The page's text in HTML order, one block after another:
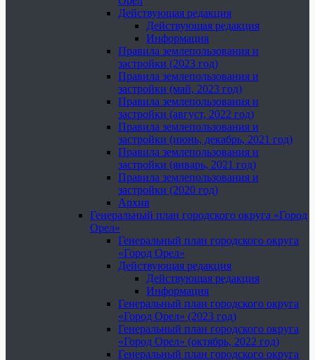
Действующая редакция
Действующая редакция
Информация
Правила землепользования и
застройки (2023 год)
Правила землепользования и
застройки (май, 2023 год)
Правила землепользования и
застройки (август, 2022 год)
Правила землепользования и
застройки (июнь, декабрь, 2021 год)
Правила землепользования и
застройки (январь, 2021 год)
Правила землепользования и
застройки (2020 год)
Архив
Генеральный план городского округа «Город
Орел»
Генеральный план городского округа
«Город Орел»
Действующая редакция
Действующая редакция
Информация
Генеральный план городского округа
«Город Орел» (2023 год)
Генеральный план городского округа
«Город Орел» (октябрь, 2022 год)
Генеральный план городского округа